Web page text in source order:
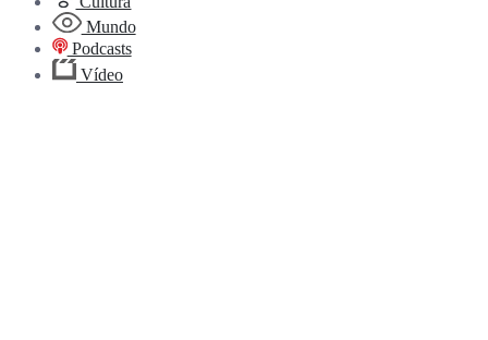
Mundo
Podcasts
Vídeo